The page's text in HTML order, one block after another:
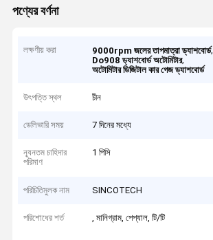
পণ্যের বর্ণনা
লক্ষণীয় করা 9000rpm জলের তাপমাত্রা ড্যাশবোর্ড,
Do908 ড্যাশবোর্ড অটোমিটার,
অটোমিটার ডিজিটাল কার গেজ ড্যাশবোর্ড
উৎপত্তি স্থল চীন
ডেলিভারি সময় 7 দিনের মধ্যে
ন্যূনতম চাহিদার
পরিমাণ
1 পিসি
পরিচিতিমুলক নাম SINCOTECH
পরিশোধের শর্ত , মানিগ্রাম, পেপ্যাল, টি/টি